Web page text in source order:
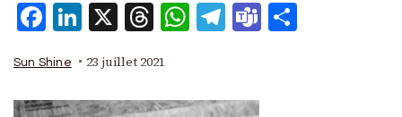
Facebook
LinkedIn
X Threads
WhatsApp
Telegram
Teams
Sun Shine 23 juillet 2021